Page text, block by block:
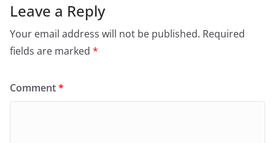
Leave a Reply
Your email address will not be published. Required
fields are marked *
Comment*